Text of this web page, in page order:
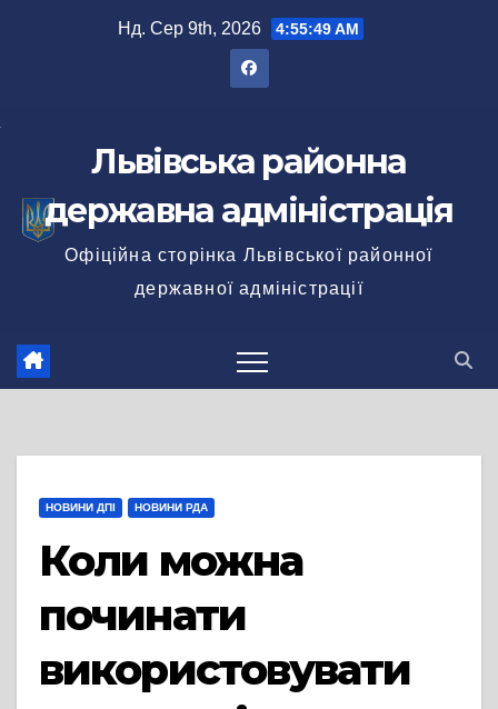
Нд. Сер 9th, 2026 4:55:49 AM
Львівська районна
державна адміністрація
Офіційна сторінка Львівської районної
державної адміністрації
НОВИНИ ДПІ НОВИНИ РДА
Коли можна
починати
використовувати